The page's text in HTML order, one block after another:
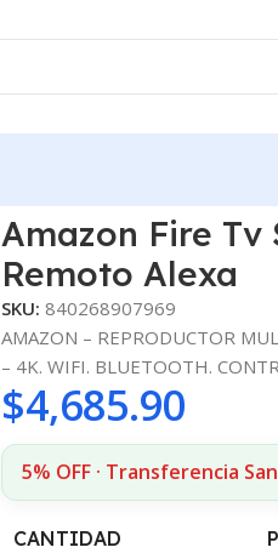
Amazon Fire Tv
Remoto Alexa
SKU: 840268907969
AMAZON – REPRODUCTOR
– 4K. WIFI. BLUETOOTH.
$4,685.90
5% OFF · Transferencia
CANTIDAD